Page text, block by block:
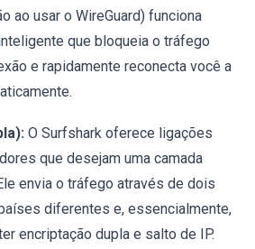
ao usar o WireGuard) funciona
que bloqueia o tráfego
e rapidamente reconecta você a
O Surfshark oferece ligações
que desejam uma camada
envia o tráfego através de dois
diferentes e, essencialmente,
encriptação dupla e salto de IP.